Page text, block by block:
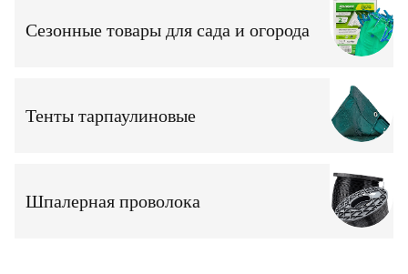
Сезонные товары для сада и огорода
Тенты тарпаулиновые
Шпалерная проволока